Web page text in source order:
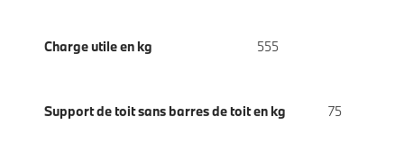
Charge utile en kg 555
Support de toit sans barres de toit en kg 75